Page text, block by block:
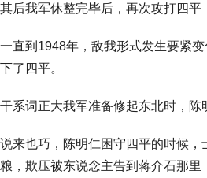
其后我军休整完毕后，再次攻打四平
一直到1948年，敌我形式发生要紧
下了四平。
干系词正大我军准备修起东北时，陈
说来也巧，陈明仁困守四平的时候，
粮，欺压被东说念主告到蒋介石那